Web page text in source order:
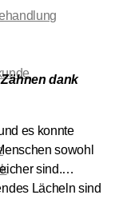
dank
es konnte
sowohl
sind.
Lächeln sind